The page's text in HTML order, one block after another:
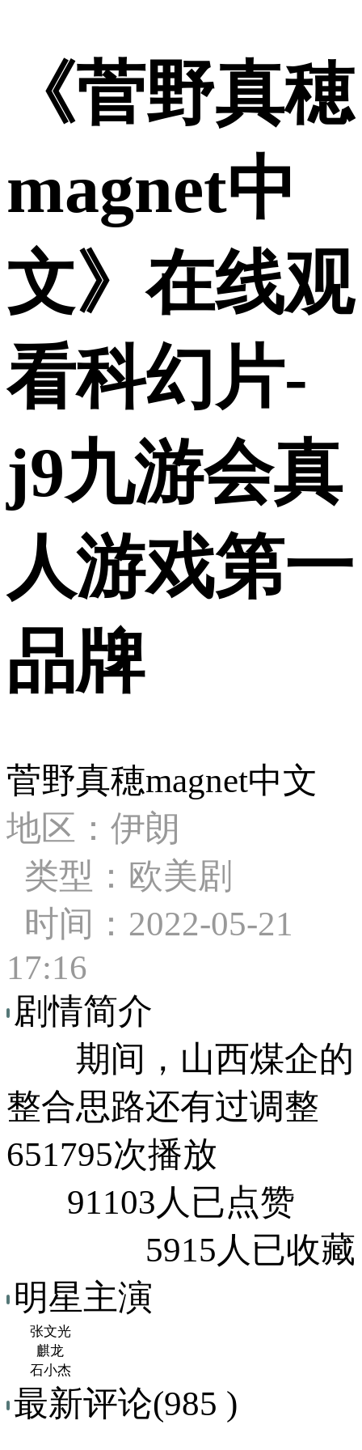
《菅野真穂
magnet中
文》在线观
看科幻片-
j9九游会真
人游戏第一
品牌
菅野真穂magnet中文
地区：伊朗
类型：欧美剧
时间：2022-05-21
17:16
剧情简介
期间，山西煤企的
整合思路还有过调整
651795次播放
91103人已点赞
5915人已收藏
明星主演
张文光
麒龙
石小杰
最新评论(985 )